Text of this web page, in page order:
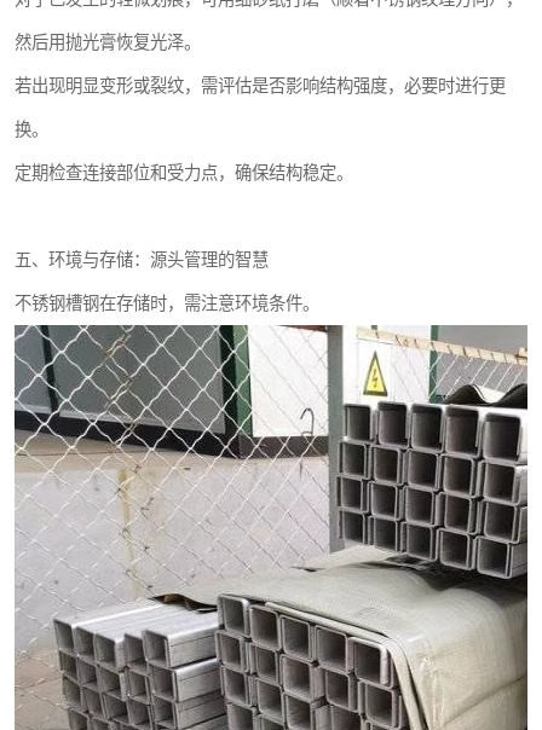
然后用抛光膏恢复光泽。
若出现明显变形或裂纹，需评估是否影响结构强度，必要时进行更
换。
定期检查连接部位和受力点，确保结构稳定。
五、环境与存储：源头管理的智慧
不锈钢槽钢在存储时，需注意环境条件。